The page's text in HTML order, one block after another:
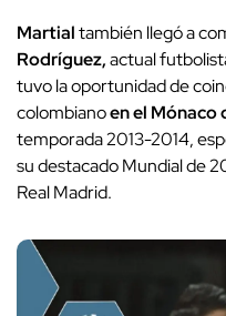
Martialtambién llegó a
Rodríguez,actual
tuvo la oportunidad de
colombianoen el Mónaco
temporada 2013-2014,
su destacado Mundial de
Real Madrid.